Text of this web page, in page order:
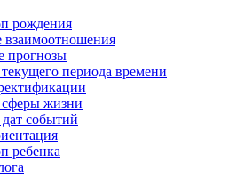
рождения
прогнозы
периода времени
жизни
событий
ребенка